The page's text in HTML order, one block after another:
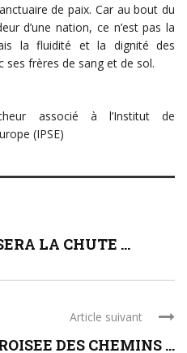
de paix. Car au bout du
d’une nation, ce n’est pas la
la fluidité et la dignité des
ses frères de sang et de sol.
associé à l’Institut de
(IPSE)
LA CHUTE ...
Article suivant
DES CHEMINS ...